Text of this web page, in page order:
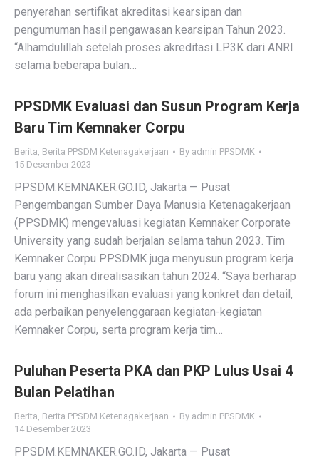
penyerahan sertifikat akreditasi kearsipan dan
pengumuman hasil pengawasan kearsipan Tahun 2023.
“Alhamdulillah setelah proses akreditasi LP3K dari ANRI
selama beberapa bulan…
PPSDMK Evaluasi dan Susun Program Kerja
Baru Tim Kemnaker Corpu
Berita, Berita PPSDM Ketenagakerjaan By admin PPSDMK
15 Desember 2023
PPSDM.KEMNAKER.GO.ID, Jakarta — Pusat
Pengembangan Sumber Daya Manusia Ketenagakerjaan
(PPSDMK) mengevaluasi kegiatan Kemnaker Corporate
University yang sudah berjalan selama tahun 2023. Tim
Kemnaker Corpu PPSDMK juga menyusun program kerja
baru yang akan direalisasikan tahun 2024. “Saya berharap
forum ini menghasilkan evaluasi yang konkret dan detail,
ada perbaikan penyelenggaraan kegiatan-kegiatan
Kemnaker Corpu, serta program kerja tim…
Puluhan Peserta PKA dan PKP Lulus Usai 4
Bulan Pelatihan
Berita, Berita PPSDM Ketenagakerjaan By admin PPSDMK
14 Desember 2023
PPSDM.KEMNAKER.GO.ID, Jakarta — Pusat